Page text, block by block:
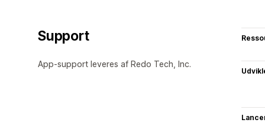
Support
App-support leveres af Redo Tech, Inc.